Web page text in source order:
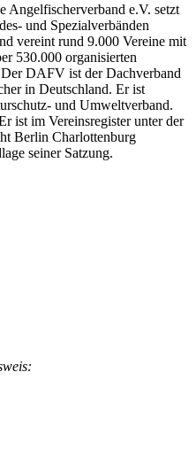
Angelfischerverband e.V. setzt
und Spezialverbänden
vereint rund 9.000 Vereine mit
530.000 organisierten
DAFV ist der Dachverband
in Deutschland. Er ist
und Umweltverband.
ist im Vereinsregister unter der
Berlin Charlottenburg
seiner Satzung.